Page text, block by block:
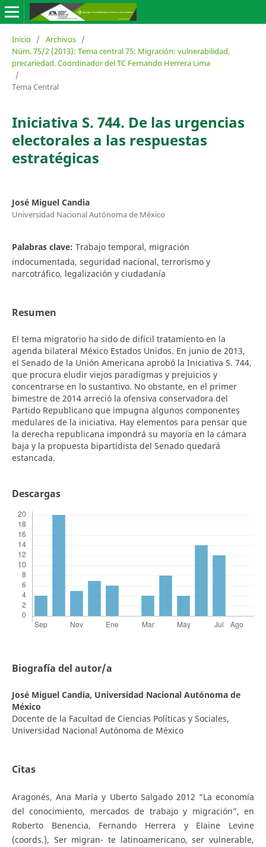
Inicio / Archivos /
Núm. 75/2 (2013): Tema central 75: Migración: vulnerabilidad,
precariedad. Coordinador del TC Fernando Herrera Lima
/
Tema Central
Iniciativa S. 744. De las urgencias
electorales a las respuestas
estratégicas
José Miguel Candia
Universidad Nacional Autónoma de México
Palabras clave: Trabajo temporal, migración
indocumentada, seguridad nacional, terrorismo y
narcotráfico, legalización y ciudadanía
Resumen
El tema migratorio ha sido de difícil tratamiento en la
agenda bilateral México Estados Unidos. En junio de 2013,
el Senado de la Unión Americana aprobó la Iniciativa S. 744,
que procura eludir viejos paradigmas y prejuicios y
concentrarse en lo sustantivo. No obstante, en el primer
bimestre de 2014 arreció la ofensiva conservadora del
Partido Republicano que impugna algunos componentes
medulares de la iniciativa. Hay elementos para pensar que
la derecha republicana impondrá su mayoría en la cámara
baja y la propuesta bipartidista del Senado quedará
estancada.
Descargas
Biografía del autor/a
José Miguel Candia, Universidad Nacional Autónoma de
México
Docente de la Facultad de Ciencias Políticas y Sociales,
Universidad Nacional Autónoma de México
Citas
Aragonés, Ana María y Uberto Salgado 2012 “La economía
del conocimiento, mercados de trabajo y migración”, en
Roberto Benencia, Fernando Herrera y Elaine Levine
(coords.), Ser migran- te latinoamericano, ser vulnerable,